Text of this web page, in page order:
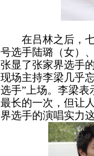
在吕林之后，七
号选手陆璐（女）
张显了张家界选手
现场主持李梁几乎
选手”上场。李梁
最长的一次，但让
界选手的演唱实力这